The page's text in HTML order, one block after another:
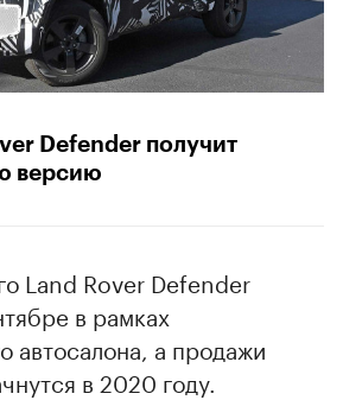
Defender получит
версию
Land Rover Defender
в рамках
автосалона, а продажи
в 2020 году.